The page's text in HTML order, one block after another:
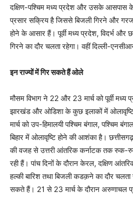
दक्षिण-पश्चिम मध्य प्रदेश और उसके आसपास
प्रसार सक्रिय है जिससे बिजली गिरने और
होने के आसार हैं। पूर्वी मध्य प्रदेश, विदर्भ और
गिरने का दौर चलता रहेगा। वहीं दिल्ली-
इन राज्यों में गिर सकते हैं ओले
मौसम विभाग ने 22 और 23 मार्च को पूर्वी मध्य
झारखंड और ओडिशा के कुछ इलाकों में
मार्च को उप-हिमालयी पश्चिम बंगाल, पश्चिम
बिहार में ओलावृष्टि होने की आशंका है।
की वजह से उत्तरी आंतरिक कर्नाटक तक
रही हैं। पांच दिनों के दौरान केरल, दक्षिण
हल्की बारिश तथा बिजली कडक़ने का दौर
सकते हैं। 21 से 23 मार्च के दौरान अरुणाचल